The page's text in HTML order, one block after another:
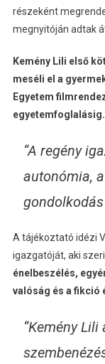
részeként
megnyitóján adtak
Kemény Lili első
meséli el a
Egyetem
egyetemfoglalásig.
“A regény
autonómia,
A tájékoztató idézi
igazgatóját, aki
énelbeszélés,
valóság és a fikció
“Kemény